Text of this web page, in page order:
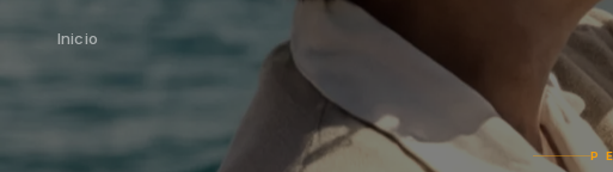
Inicio